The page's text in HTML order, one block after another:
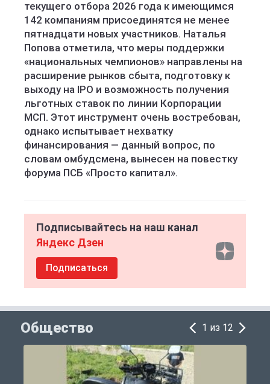
текущего отбора 2026 года к имеющимся
142 компаниям присоединятся не менее
пятнадцати новых участников. Наталья
Попова отметила, что меры поддержки
«национальных чемпионов» направлены на
расширение рынков сбыта, подготовку к
выходу на IPO и возможность получения
льготных ставок по линии Корпорации
МСП. Этот инструмент очень востребован,
однако испытывает нехватку
финансирования — данный вопрос, по
словам омбудсмена, вынесен на повестку
форума ПСБ «Просто капитал».
Подписывайтесь на наш канал
Яндекс Дзен
Подписаться
Общество 1 из 12